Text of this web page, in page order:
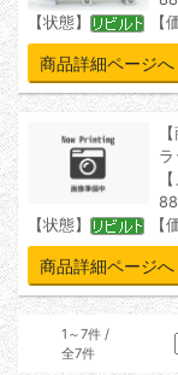
【状態】
【
商品詳細ページへ
【状態】
【
商品詳細ページへ
1～7件 /
全7件